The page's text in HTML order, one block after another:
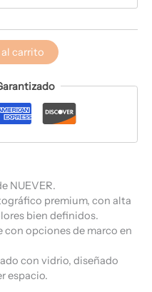
carrito
NUEVER.
premium, con alta
bien definidos.
opciones de marco en
con vidrio, diseñado
espacio.